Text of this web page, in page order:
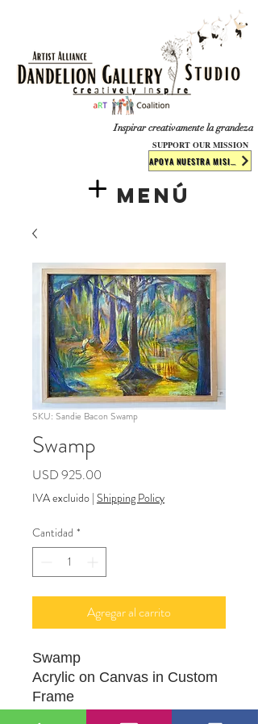
​​​Inspirar creativamente la grandeza
Menú
SUPPORT OUR MISSION
SKU: Sandie Bacon Swamp
Swamp
USD 925.00
IVA excluido | Shipping Policy
Cantidad *
Agregar al carrito
Swamp
Acrylic on Canvas in Custom
Frame
2.5FT X 3.7FT